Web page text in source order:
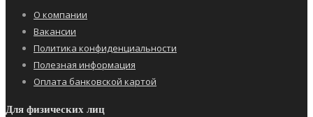
О компании
Вакансии
Политика конфиденциальности
Полезная информация
Оплата банковской картой
Для физических лиц